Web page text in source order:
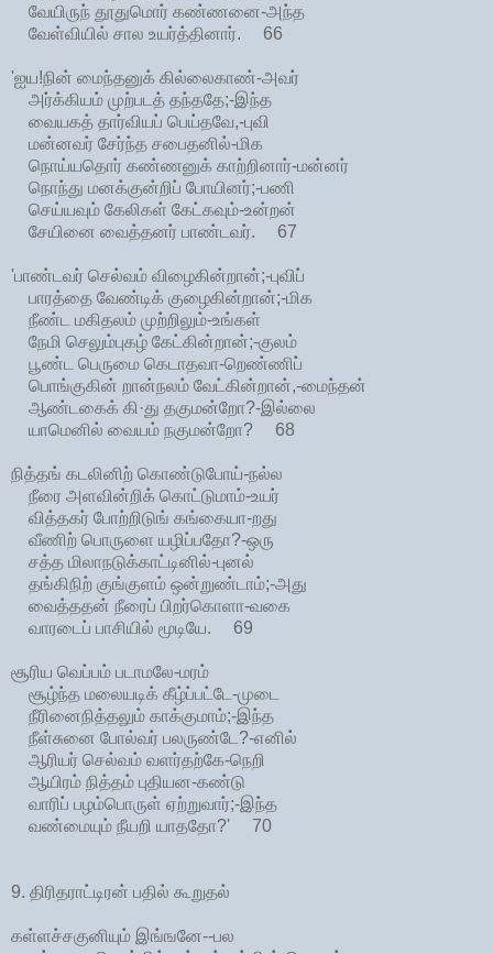
வேயிருந் தூதுமொர் கண்ணனை-அந்த
வேள்வியில் சால உயர்த்தினார். 66
'ஐய!நின் மைந்தனுக் கில்லைகாண்-அவர்
அர்க்கியம் முற்படத் தந்ததே;-இந்த
வையகத் தார்வியப் பெய்தவே,-புவி
மன்னவர் சேர்ந்த சபைதனில்-மிக
நொய்யதொர் கண்ணனுக் காற்றினார்-மன்னர்
நொந்து மனக்குன்றிப் போயினர்;-பணி
செய்யவும் கேலிகள் கேட்கவும்-உன்றன்
சேயினை வைத்தனர் பாண்டவர். 67
'பாண்டவர் செல்வம் விழைகின்றான்;-புவிப்
பாரத்தை வேண்டிக் குழைகின்றான்;-மிக
நீண்ட மகிதலம் முற்றிலும்-உங்கள்
நேமி செலும்புகழ் கேட்கின்றான்;-குலம்
பூண்ட பெருமை கெடாதவா-றெண்ணிப்
பொங்குகின் றான்நலம் வேட்கின்றான்,-மைந்தன்
ஆண்டகைக் கி·து தகுமன்றோ?-இல்லை
யாமெனில் வையம் நகுமன்றோ? 68
நித்தங் கடலினிற் கொண்டுபோய்-நல்ல
நீரை அளவின்றிக் கொட்டுமாம்-உயர்
வித்தகர் போற்றிடுங் கங்கையா-றது
வீணிற் பொருளை யழிப்பதோ?-ஒரு
சத்த மிலாநடுக்காட்டினில்-புனல்
தங்கிநிற் குங்குளம் ஒன்றுண்டாம்;-அது
வைத்ததன் நீரைப் பிறர்கொளா-வகை
வாரடைப் பாசியில் மூடியே. 69
சூரிய வெப்பம் படாமலே-மரம்
சூழ்ந்த மலையடிக் கீழ்ப்பட்டே-முடை
நீரினைநித்தலும் காக்குமாம்;-இந்த
நீள்சுனை போல்வர் பலருண்டே?-எனில்
ஆரியர் செல்வம் வளர்தற்கே-நெறி
ஆயிரம் நித்தம் புதியன-கண்டு
வாரிப் பழம்பொருள் ஏற்றுவார்;-இந்த
வண்மையும் நீயறி யாததோ?' 70
9. திரிதராட்டிரன் பதில் கூறுதல்
கள்ளச்சகுனியும் இங்ஙனே--பல